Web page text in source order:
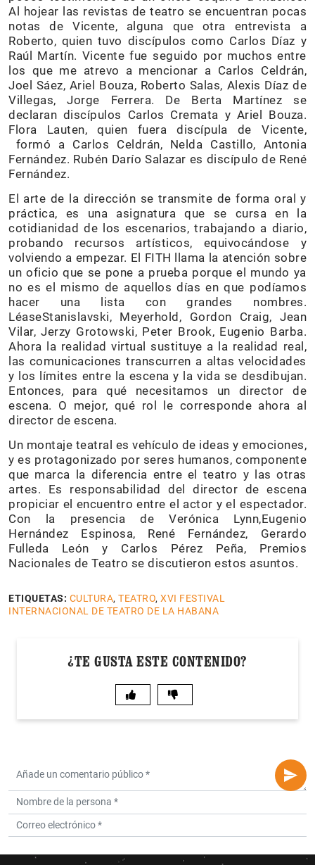
Al hojear las revistas de teatro se encuentran pocas
notas de Vicente, alguna que otra entrevista a
Roberto, quien tuvo discípulos como Carlos Díaz y
Raúl Martín. Vicente fue seguido por muchos entre
los que me atrevo a mencionar a Carlos Celdrán,
Joel Sáez, Ariel Bouza, Roberto Salas, Alexis Díaz de
Villegas, Jorge Ferrera. De Berta Martínez se
declaran discípulos Carlos Cremata y Ariel Bouza.
Flora Lauten, quien fuera discípula de Vicente,
formó a Carlos Celdrán, Nelda Castillo, Antonia
Fernández. Rubén Darío Salazar es discípulo de René
Fernández.
El arte de la dirección se transmite de forma oral y
práctica, es una asignatura que se cursa en la
cotidianidad de los escenarios, trabajando a diario,
probando recursos artísticos, equivocándose y
volviendo a empezar. El FITH llama la atención sobre
un oficio que se pone a prueba porque el mundo ya
no es el mismo de aquellos días en que podíamos
hacer una lista con grandes nombres.
LéaseStanislavski, Meyerhold, Gordon Craig, Jean
Vilar, Jerzy Grotowski, Peter Brook, Eugenio Barba.
Ahora la realidad virtual sustituye a la realidad real,
las comunicaciones transcurren a altas velocidades
y los límites entre la escena y la vida se desdibujan.
Entonces, para qué necesitamos un director de
escena. O mejor, qué rol le corresponde ahora al
director de escena.
Un montaje teatral es vehículo de ideas y emociones,
y es protagonizado por seres humanos, componente
que marca la diferencia entre el teatro y las otras
artes. Es responsabilidad del director de escena
propiciar el encuentro entre el actor y el espectador.
Con la presencia de Verónica Lynn,Eugenio
Hernández Espinosa, René Fernández, Gerardo
Fulleda León y Carlos Pérez Peña, Premios
Nacionales de Teatro se discutieron estos asuntos.
ETIQUETAS: CULTURA, TEATRO, XVI FESTIVAL
INTERNACIONAL DE TEATRO DE LA HABANA
¿TE GUSTA ESTE CONTENIDO?